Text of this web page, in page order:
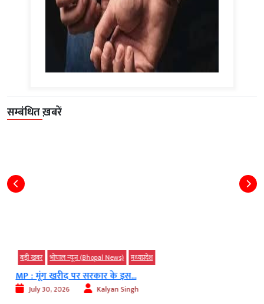
सम्बंधित ख़बरें
बड़ी खबर भोपाल न्यूज़ (Bhopal News) मध्‍यप्रदेश
MP : मूंग खरीद पर सरकार के इस...
July 30, 2026 Kalyan Singh